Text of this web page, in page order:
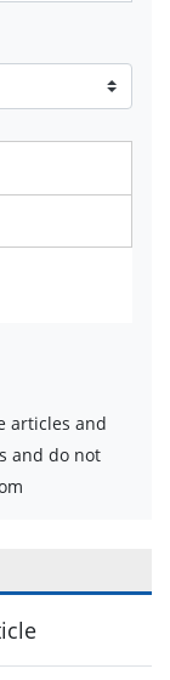
articles and
and do not